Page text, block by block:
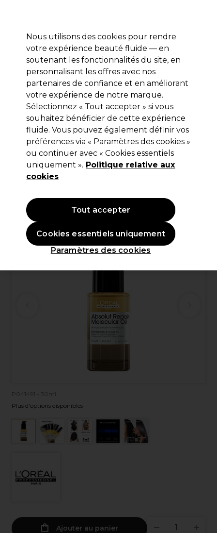
Se connecter
Marques Bons plans Coiffure Electro et Matériel
Livraison et délais
lire la suite
L'Oréal Professionnel
L'Oréal Professionnel Série Expert
Absolute Repair Molecular Huile Bi-
Phase Oil 30ml
(0)
16,56 €TVA incluse)
P041491 - 30ml
Plus d'options disponibles
Ajouter au panier
Nous utilisons des cookies pour rendre
votre expérience beauté fluide — en
soutenant les fonctionnalités du site, en
personnalisant les offres avec nos
partenaires de confiance et en améliorant
votre expérience de notre marque.
Sélectionnez « Tout accepter » si vous
souhaitez bénéficier de cette expérience
fluide. Vous pouvez également définir vos
préférences via « Paramètres des cookies »
ou continuer avec « Cookies essentiels
uniquement ». Politique relative aux
cookies
Paramètres des cookies
Cookies essentiels uniquement
Tout accepter